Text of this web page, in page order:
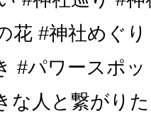
花 #神社めぐ
#パワースポ
な人と繋がり